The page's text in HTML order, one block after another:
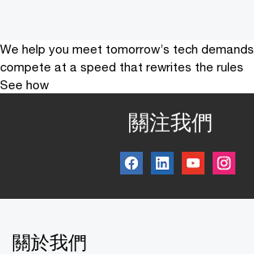
We help you meet tomorrow’s tech demands
compete at a speed that rewrites the rules
See how
關注我們
關於我們